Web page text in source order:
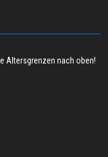
Altersgrenzen nach oben!